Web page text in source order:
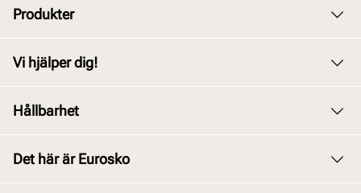
Produkter
Barn
Vi hjälper dig!
Köpvillkor
Hållbarhet
Det här är Eurosko